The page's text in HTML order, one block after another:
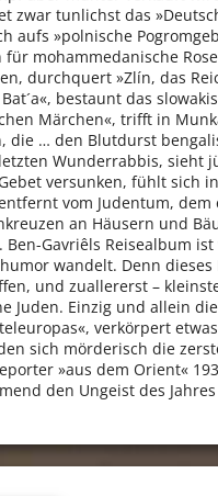
zwar tunlichst das
aufs »polnische
mohammedanische
durchquert »Zlín, das
bestaunt das
Märchen«, trifft in
die … den Blutdurst
Wunderrabbis, sieht
versunken, fühlt sich
vom Judentum, dem
an Häusern und
Gavriêls Reisealbum
wandelt. Denn dieses
und zuallererst –
Juden. Einzig und allein
verkörpert
sich mörderisch die
»aus dem Orient«
den Ungeist des Jahres